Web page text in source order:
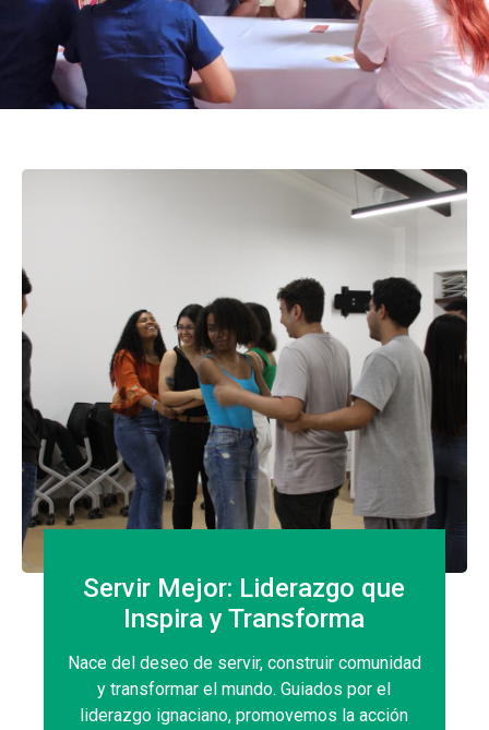
Servir Mejor: Liderazgo que
Inspira y Transforma
Nace del deseo de servir, construir comunidad
y transformar el mundo. Guiados por el
liderazgo ignaciano, promovemos la acción